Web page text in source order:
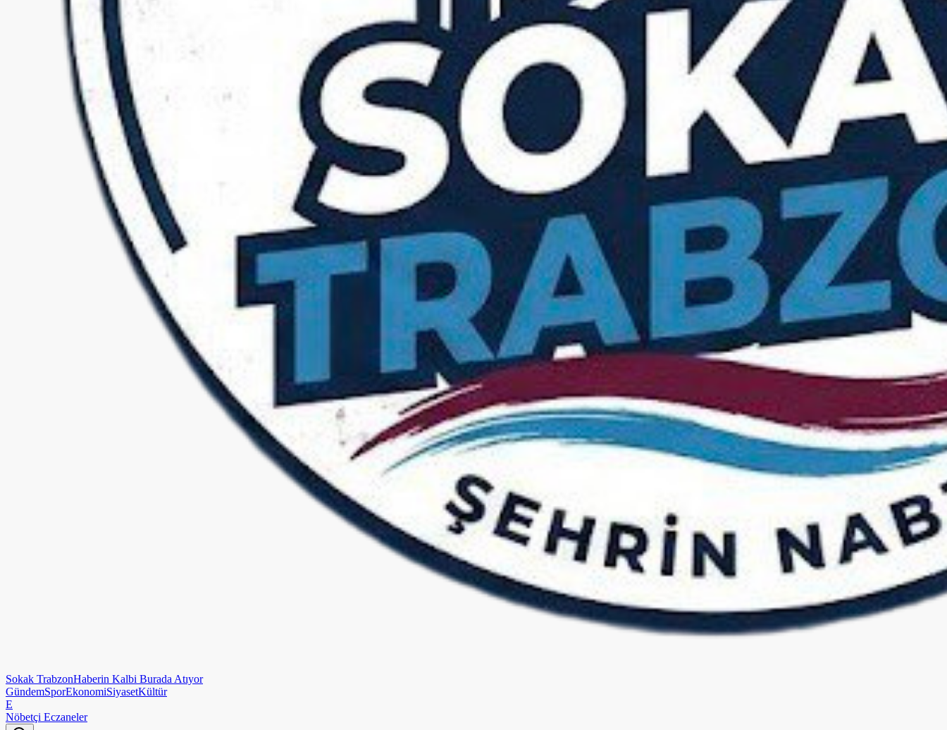
Sokak TrabzonHaberin Kalbi Burada Atıyor
GündemSporEkonomiSiyasetKültür
E
Nöbetçi Eczaneler